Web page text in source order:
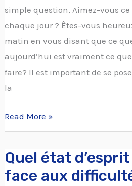
simple question, Aimez-vous
chaque jour ? Êtes-vous
matin en vous disant que ce
aujourd’hui est vraiment ce
faire? Il est important de se
la
Read More »
Quel état
face aux
Quel
état